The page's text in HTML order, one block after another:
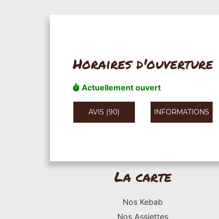
Horaires d'ouverture
Actuellement ouvert
AVIS (90) INFORMATIONS
La carte
Nos Kebab
Nos Assiettes